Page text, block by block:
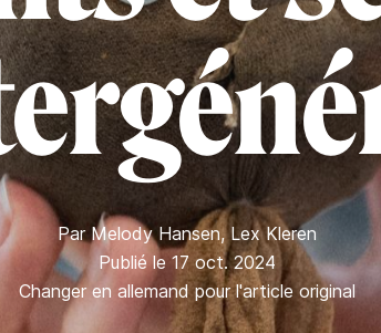
Par Melody Hansen,Lex Kleren
Publié le 17 oct. 2024
Changer en allemand pour l'article original